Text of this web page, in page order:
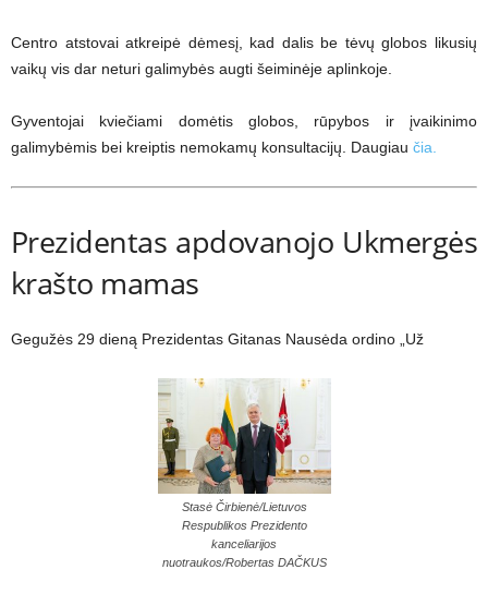
Centro atstovai atkreipė dėmesį, kad dalis be tėvų globos likusių
vaikų vis dar neturi galimybės augti šeiminėje aplinkoje.
Gyventojai kviečiami domėtis globos, rūpybos ir įvaikinimo
galimybėmis bei kreiptis nemokamų konsultacijų. Daugiau čia.
Prezidentas apdovanojo Ukmergės
krašto mamas
Gegužės 29 dieną Prezidentas Gitanas Nausėda ordino „Už
Stasė Čirbienė/Lietuvos
Respublikos Prezidento
kanceliarijos
nuotraukos/Robertas DAČKUS